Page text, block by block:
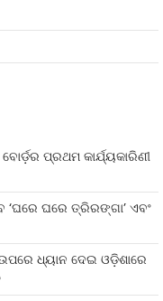
ପ୍ରଥମ କାର୍ଯ୍ୟକାରିଣୀ
‘ଘରେ ଘରେ ତ୍ରିରଙ୍ଗା’ ଏବଂ
ଧ୍ୟାନ ଦେଇ ଓଡ଼ିଶାରେ